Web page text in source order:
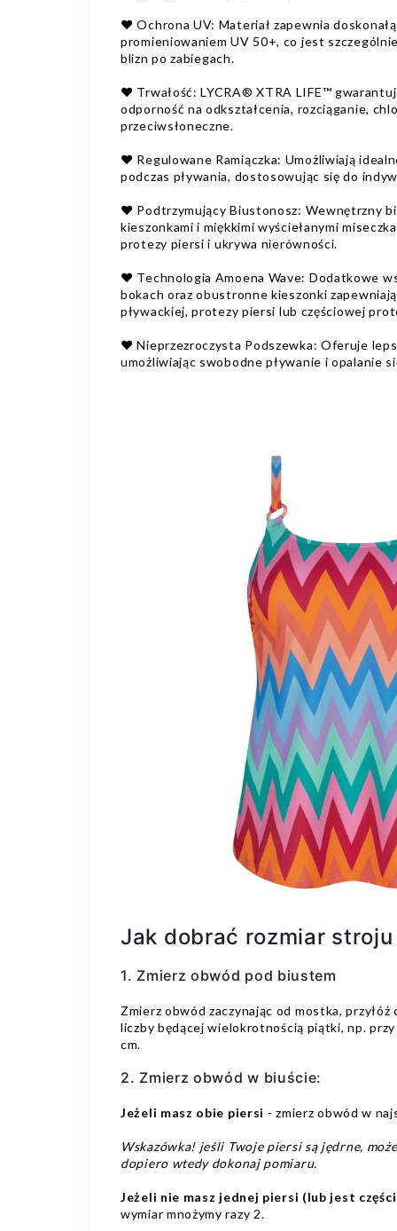
❤️ Ochrona UV: Materiał zapewnia
promieniowaniem UV 50+, co jest
blizn po zabiegach.
❤️ Trwałość: LYCRA® XTRA LIFE™
odporność na odkształcenia, rozciąganie,
przeciwsłoneczne.
❤️ Regulowane Ramiączka: Umożliwiają
podczas pływania, dostosowując się do
❤️ Podtrzymujący Biustonosz: Wewnętrzny
kieszonkami i miękkimi wyściełanymi
protezy piersi i ukrywa nierówności.
❤️ Technologia Amoena Wave: Dodatkowe
bokach oraz obustronne kieszonki
pływackiej, protezy piersi lub częściowej
❤️ Nieprzezroczysta Podszewka: Oferuje
umożliwiając swobodne pływanie i opalanie
Jak dobrać rozmiar
1. Zmierz obwód pod biustem
Zmierz obwód zaczynając od mostka,
liczby będącej wielokrotnością piątki, np.
cm.
2. Zmierz obwód w biuście:
Jeżeli masz obie piersi - zmierz obwód w
Wskazówka! jeśli Twoje piersi są jędrne,
dopiero wtedy dokonaj pomiaru.
Jeżeli nie masz jednej piersi (lub jest
wymiar mnożymy razy 2.